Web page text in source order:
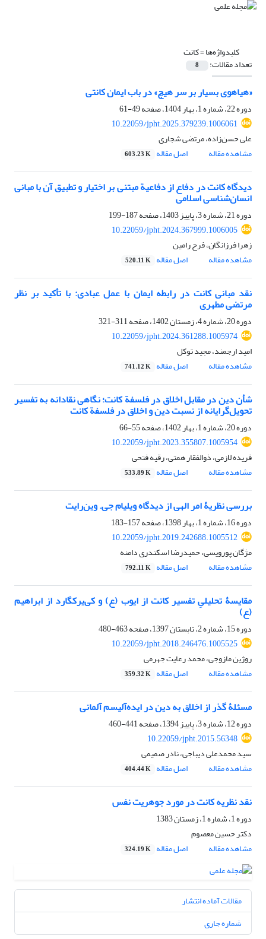
کلیدواژه‌ها =کانت
تعداد مقالات: 8
«هیاهوی بسیار بر سر هیچ» در باب ایمان کانتی
دوره 22، شماره 1، بهار 1404، صفحه
49-61
10.22059/jpht.2025.379239.1006061
علی حسن‌زاده، مرتضی شجاری
مشاهده مقاله
اصل مقاله 603.23 K
دیدگاه کانت در دفاع از دفاعیة مبتنی بر اختیار و تطبیق آن با مبانی
انسان‌شناسی اسلامی
دوره 21، شماره 3، پاییز 1403، صفحه
187-199
10.22059/jpht.2024.367999.1006005
زهرا فرزانگان، فرح رامین
مشاهده مقاله
اصل مقاله 520.11 K
نقد مبانی کانت در رابطه ایمان با عمل عبادی: با تأکید بر نظر
مرتضی مطهری
دوره 20، شماره 4، زمستان 1402، صفحه
311-321
10.22059/jpht.2024.361288.1005974
امید ارجمند، مجید توکل
مشاهده مقاله
اصل مقاله 741.12 K
شأن دین در مقابل اخلاق در فلسفة کانت؛ نگاهی نقادانه به تفسیر
تحویل‌گرایانه از نسبت دین و اخلاق در فلسفة کانت
دوره 20، شماره 1، بهار 1402، صفحه
55-66
10.22059/jpht.2023.355807.1005954
فریده لازمی، ذوالفقار همتی، رقیه فتحی
مشاهده مقاله
اصل مقاله 533.89 K
بررسی نظریۀ امر الهی از دیدگاه ویلیام جی. وین‌رایت
دوره 16، شماره 1، بهار 1398، صفحه
157-183
10.22059/jpht.2019.242688.1005512
مژگان پورویسی، حمیدرضا اسکندری دامنه
مشاهده مقاله
اصل مقاله 792.11 K
مقایسۀ تحلیلیِ تفسیر کانت از ایوب (ع) و کی‌یرکگارد از ابراهیم
(ع)
دوره 15، شماره 2، تابستان 1397، صفحه
463-480
10.22059/jpht.2018.246476.1005525
روژین مازوجی، محمد رعایت جهرمی
مشاهده مقاله
اصل مقاله 359.32 K
مسئلۀ گذر از اخلاق به دین در ایده‌آلیسم آلمانی
دوره 12، شماره 3، پاییز 1394، صفحه
441-460
10.22059/jpht.2015.56348
سید محمدعلی دیباجی، نادر صمیمی
مشاهده مقاله
اصل مقاله 404.44 K
نقد نظریه کانت در مورد جوهریت نفس
دوره 1، شماره 1، زمستان 1383
دکتر حسین معصوم
مشاهده مقاله
اصل مقاله 324.19 K
مقالات آماده انتشار
شماره جاری